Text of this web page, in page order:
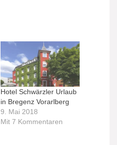
Hotel Schwärzler Urlaub
in Bregenz Vorarlberg
9. Mai 2018
Mit 7 Kommentaren